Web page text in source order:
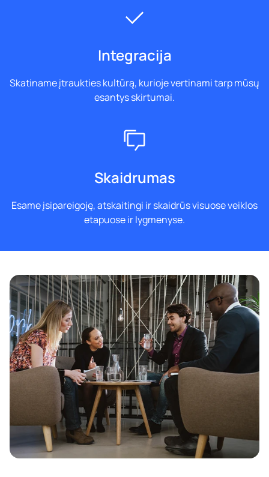
Integracija
Skatiname įtraukties kultūrą, kurioje vertinami tarp mūsų
esantys skirtumai.
Skaidrumas
Esame įsipareigoję, atskaitingi ir skaidrūs visuose veiklos
etapuose ir lygmenyse.